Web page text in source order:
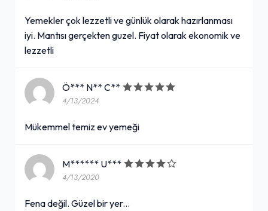
Yemekler çok lezzetli ve günlük olarak hazırlanması
iyi. Mantısı gerçekten guzel. Fiyat olarak ekonomik ve
lezzetli
Ö*** N** C**
4/13/2024
Mükemmel temiz ev yemeği
M****** U***
4/13/2020
Fena değil. Güzel bir yer...